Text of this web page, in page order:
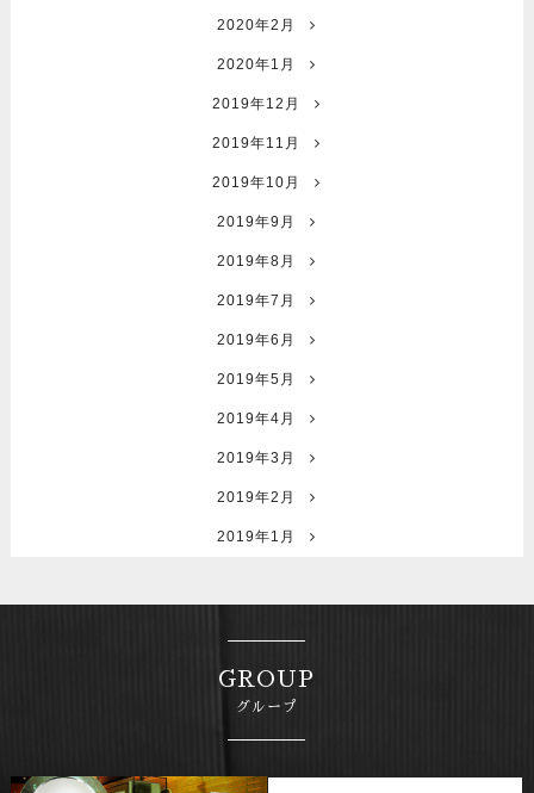
2020年2月
2020年1月
2019年12月
2019年11月
2019年10月
2019年9月
2019年8月
2019年7月
2019年6月
2019年5月
2019年4月
2019年3月
2019年2月
2019年1月
GROUP
グループ